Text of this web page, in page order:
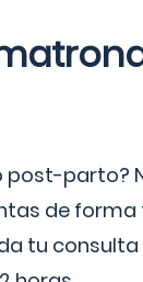
post-parto?
de
tu consulta